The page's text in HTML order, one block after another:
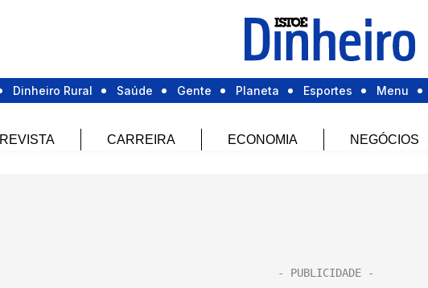
Dinheiro Rural Saúde Gente Planeta Esportes Menu
REVISTA CARREIRA ECONOMIA NEGÓCIOS